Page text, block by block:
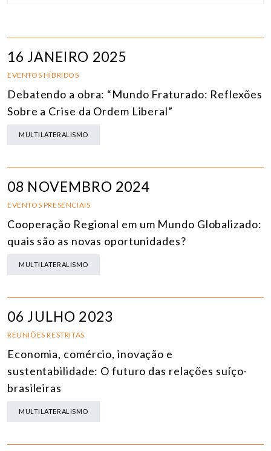
16 JANEIRO 2025
EVENTOS HÍBRIDOS
Debatendo a obra: “Mundo Fraturado: Reflexões
Sobre a Crise da Ordem Liberal”
MULTILATERALISMO
08 NOVEMBRO 2024
EVENTOS PRESENCIAIS
Cooperação Regional em um Mundo Globalizado:
quais são as novas oportunidades?
MULTILATERALISMO
06 JULHO 2023
REUNIÕES RESTRITAS
Economia, comércio, inovação e
sustentabilidade: O futuro das relações suíço-
brasileiras
MULTILATERALISMO